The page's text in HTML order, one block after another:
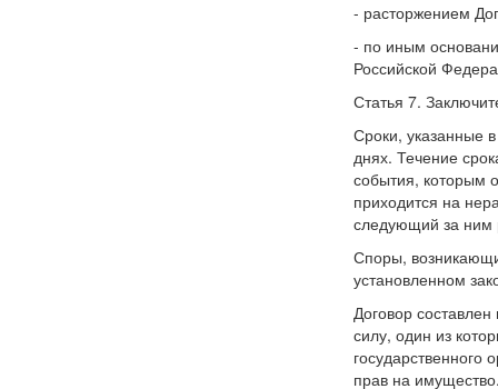
- расторжением
- по иным
Российской
Статья 7.
Сроки, указанные
днях. Течение
события, которым
приходится на
следующий за ним
Споры,
установленном
Договор
силу, один из
государственного
прав на